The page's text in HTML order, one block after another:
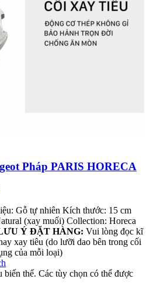
Pháp PARIS HORECA
Gỗ tự nhiên Kích thước: 15 cm
(xay muối) Collection: Horeca
Ý ĐẶT HÀNG: Vui lòng đọc kĩ
xay tiêu (do lưỡi dao bên trong cối
của mỗi loại)
biến thể. Các tùy chọn có thể được